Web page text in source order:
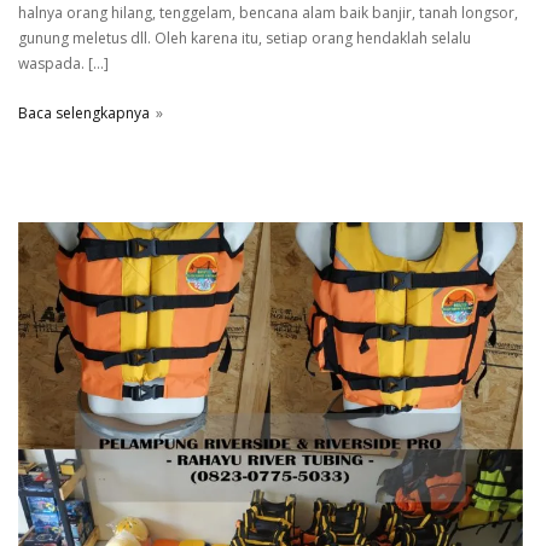
halnya orang hilang, tenggelam, bencana alam baik banjir, tanah longsor,
gunung meletus dll. Oleh karena itu, setiap orang hendaklah selalu
waspada. […]
Baca selengkapnya